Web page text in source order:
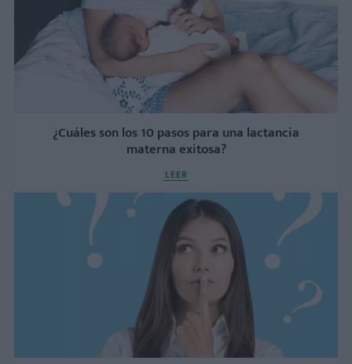
¿Cuáles son los 10 pasos para una lactancia
materna exitosa?
LEER